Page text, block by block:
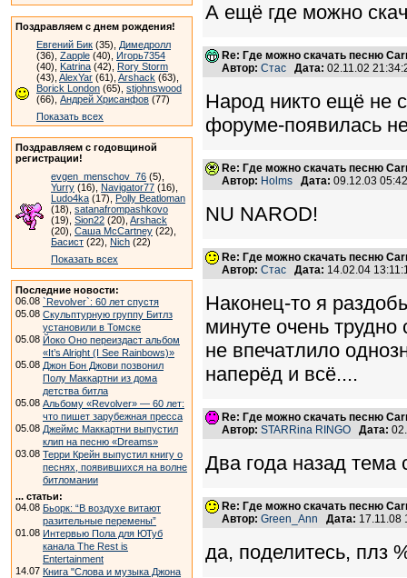
Поздравляем с днем рождения!
Евгений Бик (35), Димедролл
(36), Zapple (40), Игорь7354
(40), Katrina (42), Rory Storm
(43), AlexYar (61), Arshack (63),
Borick London (65), stjohnswood
(66), Андрей Хрисанфов (77)
Показать всех
Поздравляем с годовщиной
регистрации!
evgen_menschov_76 (5),
Yurry (16), Navigator77 (16),
Ludo4ka (17), Polly Beatloman
(18), satanafrompashkovo
(19), Sion22 (20), Arshack
(20), Саша McCartney (22),
Басист (22), Nich (22)
Показать всех
Последние новости:
06.08 `Revolver`: 60 лет спустя
05.08 Скульптурную группу Битлз
установили в Томске
05.08 Йоко Оно переиздаст альбом
«It’s Alright (I See Rainbows)»
05.08 Джон Бон Джови позвонил
Полу Маккартни из дома
детства битла
05.08 Альбому «Revolver» — 60 лет:
что пишет зарубежная пресса
05.08 Джеймс Маккартни выпустил
клип на песню «Dreams»
03.08 Терри Крейн выпустил книгу о
песнях, появившихся на волне
битломании
... статьи:
04.08 Бьорк: “В воздухе витают
разительные перемены”
01.08 Интервью Пола для ЮТуб
канала The Rest is
Entertainment
14.07 Книга "Слова и музыка Джона
А ещё где можно
Re: Где можно скачать песню
Автор: Стас Дата: 02.11.02
Народ никто ещё не
форуме-появилась
Re: Где можно скачать песню
Автор: Holms Дата: 09.12.03
NU NAROD!
Re: Где можно скачать песню
Автор: Стас Дата: 14.02.04
Наконец-то я
минуте очень
не впечатлило
наперёд и всё....
Re: Где можно скачать песню
Автор: STARRina RINGO Дата:
Два года назад тема
Re: Где можно скачать песню
Автор: Green_Ann Дата:
да, поделитесь, плз